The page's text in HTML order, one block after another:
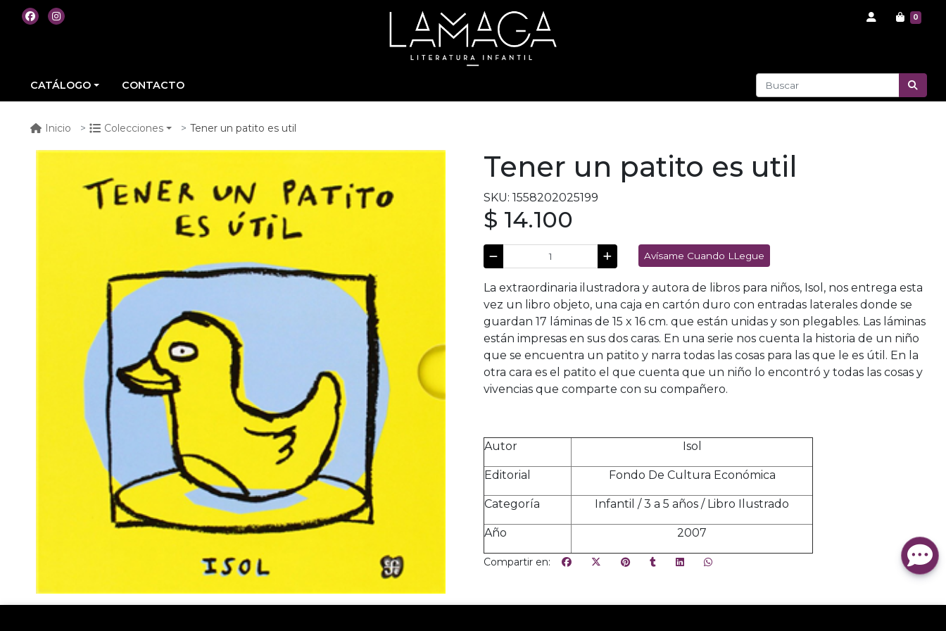
0
CATÁLOGO CONTACTO
Inicio Colecciones Tener un patito es util
Tener un patito es util
SKU: 1558202025199
$ 14.100
Avísame Cuando LLegue
La extraordinaria ilustradora y autora de libros para niños, Isol, nos entrega esta
vez un libro objeto, una caja en cartón duro con entradas laterales donde se
guardan 17 láminas de 15 x 16 cm. que están unidas y son plegables. Las láminas
están impresas en sus dos caras. En una serie nos cuenta la historia de un niño
que se encuentra un patito y narra todas las cosas para las que le es útil. En la
otra cara es el patito el que cuenta que un niño lo encontró y todas las cosas y
vivencias que comparte con su compañero.
Autor Isol
Editorial Fondo De Cultura Económica
Categoría Infantil / 3 a 5 años / Libro Ilustrado
Año 2007
Compartir en: